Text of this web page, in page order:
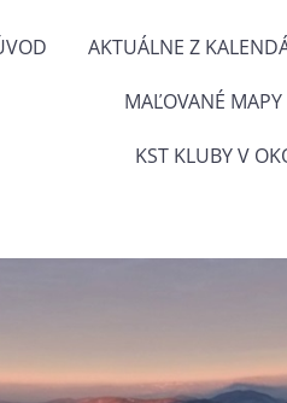
AKTUÁLNE Z
MAĽOVANÉ MAPY
KST KLUBY V